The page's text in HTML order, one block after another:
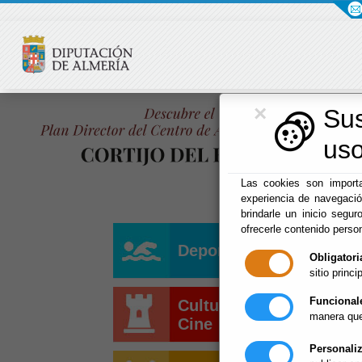
×
Las cookies son
experiencia de
brindarle un inicio
ofrecerle contenido
sitio
manera
Deportes
Cultura y
Cine